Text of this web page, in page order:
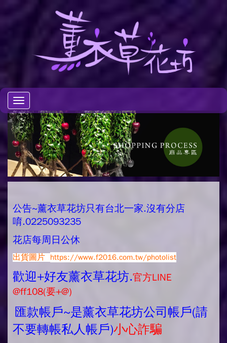
Toggle
navigation
公告~薰衣草花坊只有台北一家.沒有分店
唷.0225093235
花店每周日公休
出貨圖片 https://www.f2016.com.tw/photolist
歡迎+好友薰衣草花坊.官方LINE
@ff108(要+@)
匯款帳戶~是薰衣草花坊公司帳戶(請
不要轉帳私人帳戶)小心詐騙